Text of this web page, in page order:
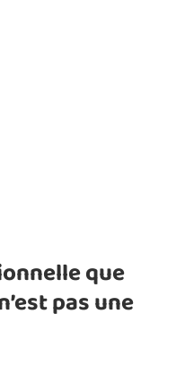
que
pas une